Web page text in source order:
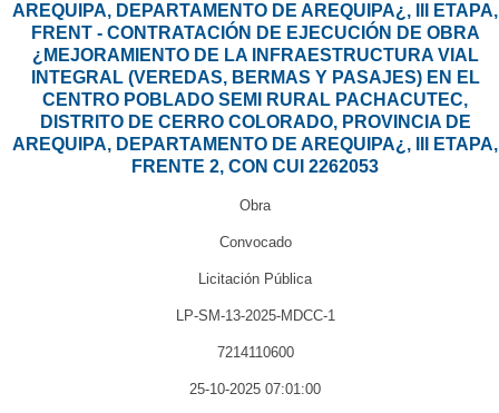
AREQUIPA, DEPARTAMENTO DE AREQUIPA¿, III ETAPA,
FRENT - CONTRATACIÓN DE EJECUCIÓN DE OBRA
¿MEJORAMIENTO DE LA INFRAESTRUCTURA VIAL
INTEGRAL (VEREDAS, BERMAS Y PASAJES) EN EL
CENTRO POBLADO SEMI RURAL PACHACUTEC,
DISTRITO DE CERRO COLORADO, PROVINCIA DE
AREQUIPA, DEPARTAMENTO DE AREQUIPA¿, III ETAPA,
FRENTE 2, CON CUI 2262053
Obra
Convocado
Licitación Pública
LP-SM-13-2025-MDCC-1
7214110600
25-10-2025 07:01:00